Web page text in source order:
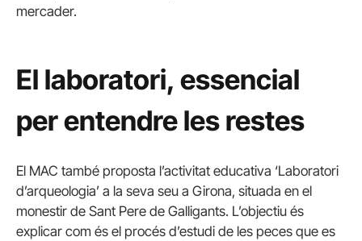
mercader.
El laboratori, essencial
per entendre les restes
El MAC també proposta l’activitat educativa ‘Laboratori
d’arqueologia’ a la seva seu a Girona, situada en el
monestir de Sant Pere de Galligants. L’objectiu és
explicar com és el procés d’estudi de les peces que es